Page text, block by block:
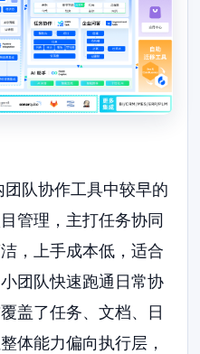
队协作工具中较早的
管理，主打任务协同
，上手成本低，适合
团队快速跑通日常协
盖了任务、文档、日
体能力偏向执行层，